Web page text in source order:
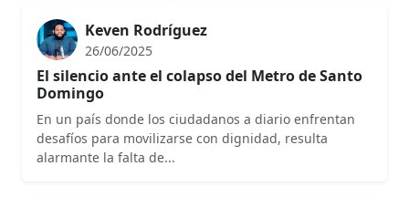
Keven Rodríguez
26/06/2025
El silencio ante el colapso del Metro de Santo
Domingo
En un país donde los ciudadanos a diario enfrentan
desafíos para movilizarse con dignidad, resulta
alarmante la falta de...